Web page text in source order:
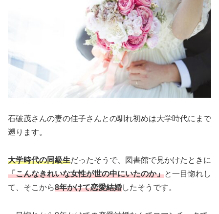
石破茂さんの妻の佳子さんとの馴れ初めは大学時代にまで
遡ります。
大学時代の同級生だったそうで、図書館で見かけたときに
「こんなきれいな女性が世の中にいたのか」と一目惚れし
て、そこから8年かけて恋愛結婚したそうです。